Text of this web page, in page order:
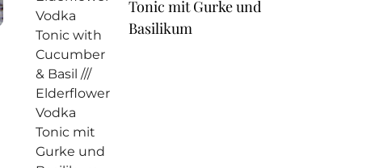
Tonic mit Gurke und
Basilikum